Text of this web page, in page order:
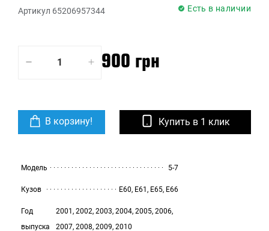
Артикул 65206957344 Есть в наличии
900 грн
В корзину! Купить в 1 клик
Модель 5-7
Кузов E60, E61, E65, E66
Год
выпуска
2001, 2002, 2003, 2004, 2005, 2006,
2007, 2008, 2009, 2010